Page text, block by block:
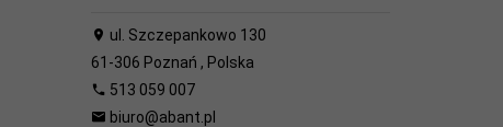
ul. Szczepankowo 130
61-306 Poznań , Polska
513 059 007
biuro@abant.pl